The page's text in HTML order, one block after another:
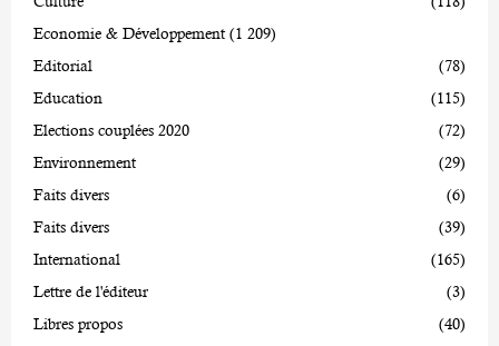
Economie & Développement (1 209)
Editorial
(78)
Education
(115)
Elections couplées 2020
(72)
Environnement
(29)
Faits divers
(6)
Faits divers
(39)
International
(165)
Lettre de l'éditeur
(3)
Libres propos
(40)